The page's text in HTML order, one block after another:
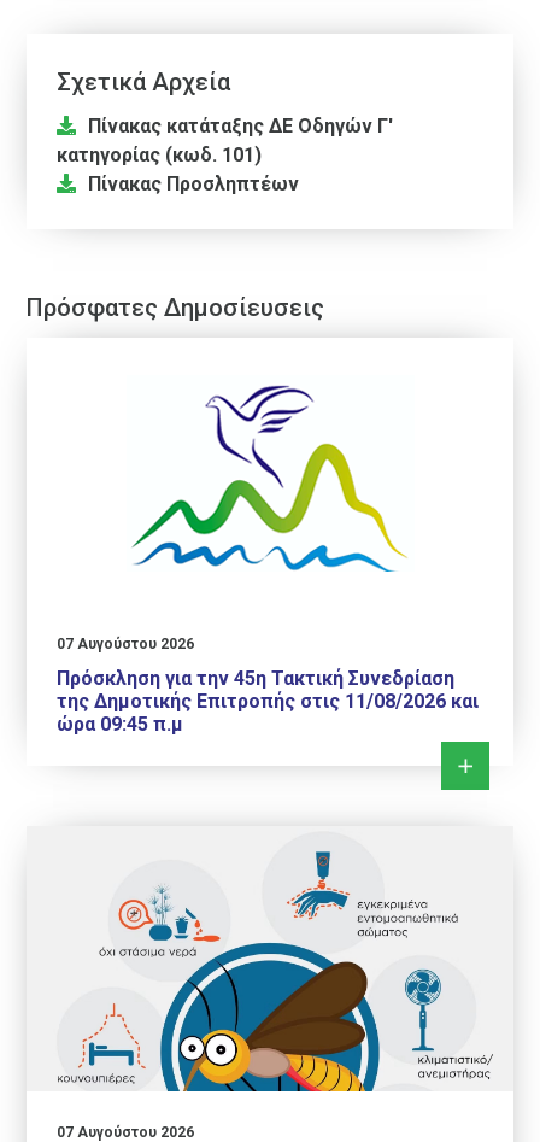
Σχετικά Αρχεία
Πίνακας κατάταξης ΔΕ Οδηγών Γ'
κατηγορίας (κωδ. 101)
Πίνακας Προσληπτέων
Πρόσφατες Δημοσίευσεις
07 Αυγούστου 2026
Πρόσκληση για την 45η Τακτική Συνεδρίαση
της Δημοτικής Επιτροπής στις 11/08/2026 και
ώρα 09:45 π.μ
07 Αυγούστου 2026